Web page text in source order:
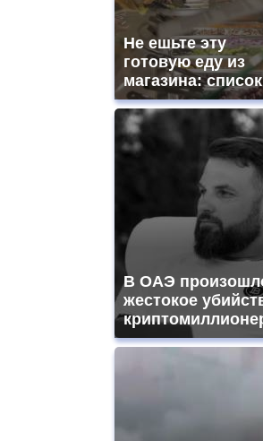
Не ешьте эту
готовую еду из
магазина: список
В ОАЭ
жестокое